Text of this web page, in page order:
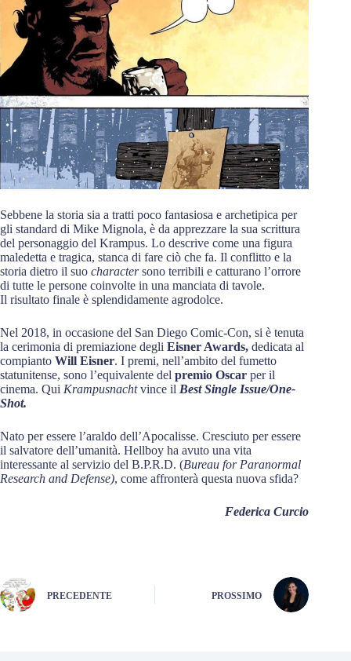
Sebbene la storia sia a tratti poco fantasiosa e archetipica per
gli standard di Mike Mignola, è da apprezzare la sua scrittura
del personaggio del Krampus. Lo descrive come una figura
maledetta e tragica, stanca di fare ciò che fa. Il conflitto e la
storia dietro il suo charactersono terribili e catturano l’orrore
di tutte le persone coinvolte in una manciata di tavole.
Il risultato finale è splendidamente agrodolce.
Nel 2018, in occasione del San Diego Comic-Con, si è tenuta
la cerimonia di premiazione degli Eisner Awards, dedicata al
compianto Will Eisner. I premi, nell’ambito del fumetto
statunitense, sono l’equivalente del premio Oscar per il
cinema. Qui Krampusnachtvince il Best Single Issue/One-
Shot.
Nato per essere l’araldo dell’Apocalisse. Cresciuto per essere
il salvatore dell’umanità. Hellboy ha avuto una vita
interessante al servizio del B.P.R.D. (Bureau for Paranormal
Research and Defense), come affronterà questa nuova sfida?
Federica Curcio
PRECEDENTE PROSSIMO